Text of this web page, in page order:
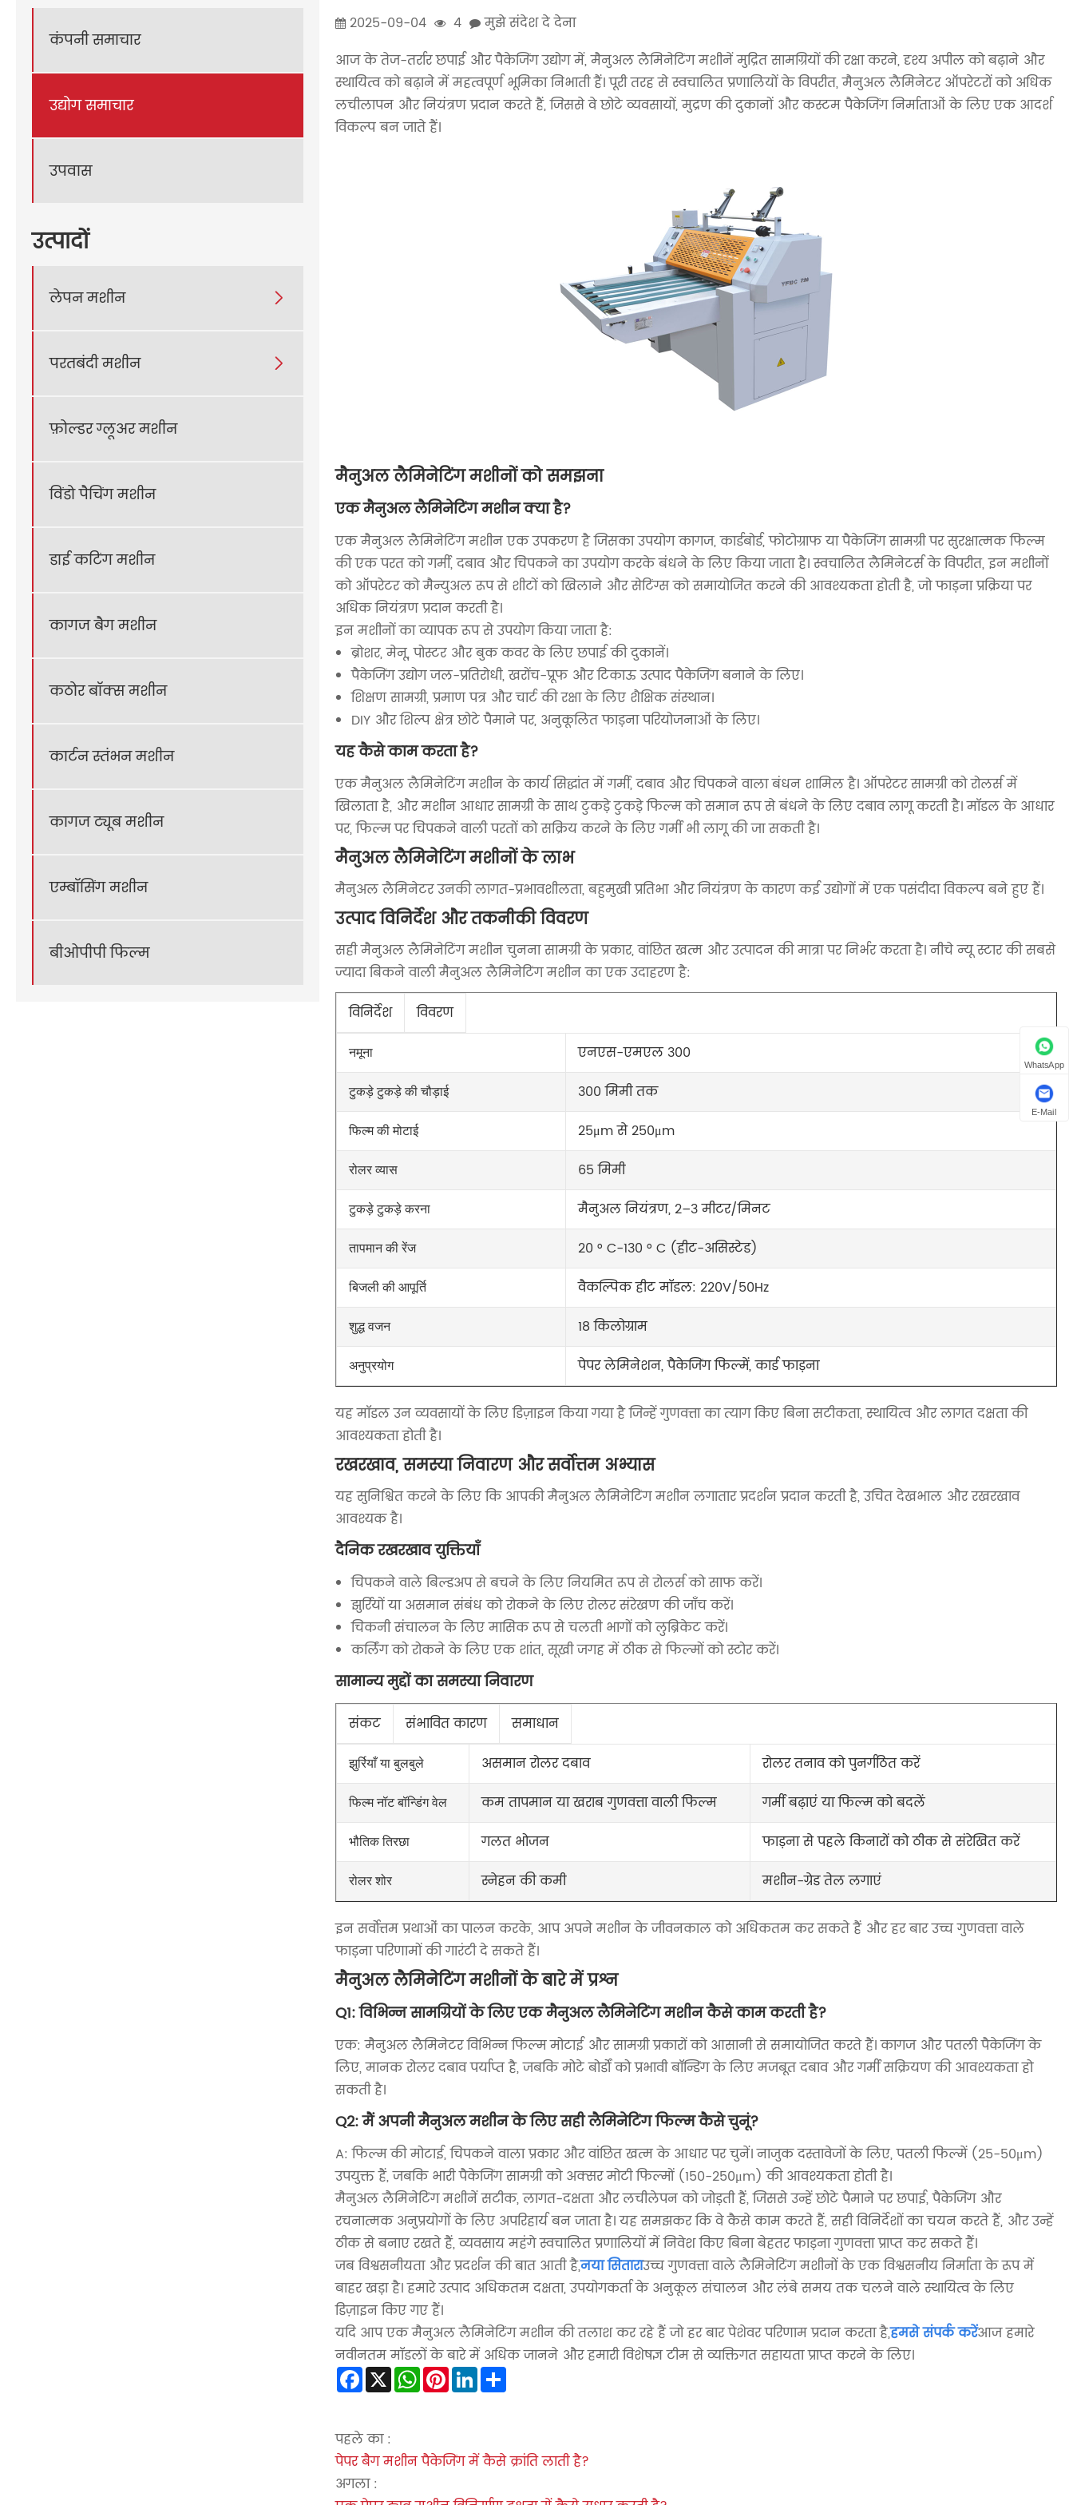
कंपनी समाचार
उद्योग समाचार
उपवास
उत्पादों
लेपन मशीन 
परतबंदी मशीन 
फ़ोल्डर ग्लूअर मशीन
विंडो पैचिंग मशीन
डाई कटिंग मशीन
कागज बैग मशीन
कठोर बॉक्स मशीन
कार्टन स्तंभन मशीन
कागज ट्यूब मशीन
एम्बॉसिंग मशीन
बीओपीपी फिल्म
2025-09-04 4
मुझे संदेश दे देना
आज के तेज-तर्रार छपाई और पैकेजिंग उद्योग में, मैनुअल लैमिनेटिंग मशीनें मुद्रित सामग्रियों की रक्षा करने, दृश्य अपील को बढ़ाने और
स्थायित्व को बढ़ाने में महत्वपूर्ण भूमिका निभाती हैं। पूरी तरह से स्वचालित प्रणालियों के विपरीत, मैनुअल लैमिनेटर ऑपरेटरों को अधिक
लचीलापन और नियंत्रण प्रदान करते हैं, जिससे वे छोटे व्यवसायों, मुद्रण की दुकानों और कस्टम पैकेजिंग निर्माताओं के लिए एक आदर्श
विकल्प बन जाते हैं।
मैनुअल लैमिनेटिंग मशीनों को समझना
एक मैनुअल लैमिनेटिंग मशीन क्या है?
एक मैनुअल लैमिनेटिंग मशीन एक उपकरण है जिसका उपयोग कागज, कार्डबोर्ड, फोटोग्राफ या पैकेजिंग सामग्री पर सुरक्षात्मक फिल्म
की एक परत को गर्मी, दबाव और चिपकने का उपयोग करके बंधने के लिए किया जाता है। स्वचालित लैमिनेटर्स के विपरीत, इन मशीनों
को ऑपरेटर को मैन्युअल रूप से शीटों को खिलाने और सेटिंग्स को समायोजित करने की आवश्यकता होती है, जो फाड़ना प्रक्रिया पर
अधिक नियंत्रण प्रदान करती है।
इन मशीनों का व्यापक रूप से उपयोग किया जाता है:
ब्रोशर, मेनू, पोस्टर और बुक कवर के लिए छपाई की दुकानें।
पैकेजिंग उद्योग जल-प्रतिरोधी, खरोंच-प्रूफ और टिकाऊ उत्पाद पैकेजिंग बनाने के लिए।
शिक्षण सामग्री, प्रमाण पत्र और चार्ट की रक्षा के लिए शैक्षिक संस्थान।
DIY और शिल्प क्षेत्र छोटे पैमाने पर, अनुकूलित फाड़ना परियोजनाओं के लिए।
यह कैसे काम करता है?
एक मैनुअल लैमिनेटिंग मशीन के कार्य सिद्धांत में गर्मी, दबाव और चिपकने वाला बंधन शामिल है। ऑपरेटर सामग्री को रोलर्स में
खिलाता है, और मशीन आधार सामग्री के साथ टुकड़े टुकड़े फिल्म को समान रूप से बंधने के लिए दबाव लागू करती है। मॉडल के आधार
पर, फिल्म पर चिपकने वाली परतों को सक्रिय करने के लिए गर्मी भी लागू की जा सकती है।
मैनुअल लैमिनेटिंग मशीनों के लाभ
मैनुअल लैमिनेटर उनकी लागत-प्रभावशीलता, बहुमुखी प्रतिभा और नियंत्रण के कारण कई उद्योगों में एक पसंदीदा विकल्प बने हुए हैं।
उत्पाद विनिर्देश और तकनीकी विवरण
सही मैनुअल लैमिनेटिंग मशीन चुनना सामग्री के प्रकार, वांछित खत्म और उत्पादन की मात्रा पर निर्भर करता है। नीचे न्यू स्टार की सबसे
ज्यादा बिकने वाली मैनुअल लैमिनेटिंग मशीन का एक उदाहरण है:
विनिर्देश
विवरण
नमूना एनएस-एमएल 300
टुकड़े टुकड़े की चौड़ाई 300 मिमी तक
फिल्म की मोटाई 25μm से 250μm
रोलर व्यास 65 मिमी
टुकड़े टुकड़े करना मैनुअल नियंत्रण, 2–3 मीटर/मिनट
तापमान की रेंज 20 ° C-130 ° C (हीट-असिस्टेड)
बिजली की आपूर्ति वैकल्पिक हीट मॉडल: 220V/50Hz
शुद्ध वजन 18 किलोग्राम
अनुप्रयोग पेपर लेमिनेशन, पैकेजिंग फिल्में, कार्ड फाड़ना
यह मॉडल उन व्यवसायों के लिए डिज़ाइन किया गया है जिन्हें गुणवत्ता का त्याग किए बिना सटीकता, स्थायित्व और लागत दक्षता की
आवश्यकता होती है।
रखरखाव, समस्या निवारण और सर्वोत्तम अभ्यास
यह सुनिश्चित करने के लिए कि आपकी मैनुअल लैमिनेटिंग मशीन लगातार प्रदर्शन प्रदान करती है, उचित देखभाल और रखरखाव
आवश्यक है।
दैनिक रखरखाव युक्तियाँ
चिपकने वाले बिल्डअप से बचने के लिए नियमित रूप से रोलर्स को साफ करें।
झुर्रियों या असमान संबंध को रोकने के लिए रोलर संरेखण की जाँच करें।
चिकनी संचालन के लिए मासिक रूप से चलती भागों को लुब्रिकेट करें।
कर्लिंग को रोकने के लिए एक शांत, सूखी जगह में ठीक से फिल्मों को स्टोर करें।
सामान्य मुद्दों का समस्या निवारण
संकट संभावित कारण समाधान
झुर्रियाँ या बुलबुले असमान रोलर दबाव रोलर तनाव को पुनर्गठित करें
फिल्म नॉट बॉन्डिंग वेल कम तापमान या खराब गुणवत्ता वाली फिल्म गर्मी बढ़ाएं या फिल्म को बदलें
भौतिक तिरछा गलत भोजन फाड़ना से पहले किनारों को ठीक से संरेखित करें
रोलर शोर स्नेहन की कमी मशीन-ग्रेड तेल लगाएं
इन सर्वोत्तम प्रथाओं का पालन करके, आप अपने मशीन के जीवनकाल को अधिकतम कर सकते हैं और हर बार उच्च गुणवत्ता वाले
फाड़ना परिणामों की गारंटी दे सकते हैं।
मैनुअल लैमिनेटिंग मशीनों के बारे में प्रश्न
Q1: विभिन्न सामग्रियों के लिए एक मैनुअल लैमिनेटिंग मशीन कैसे काम करती है?
एक: मैनुअल लैमिनेटर विभिन्न फिल्म मोटाई और सामग्री प्रकारों को आसानी से समायोजित करते हैं। कागज और पतली पैकेजिंग के
लिए, मानक रोलर दबाव पर्याप्त है, जबकि मोटे बोर्डों को प्रभावी बॉन्डिंग के लिए मजबूत दबाव और गर्मी सक्रियण की आवश्यकता हो
सकती है।
Q2: मैं अपनी मैनुअल मशीन के लिए सही लैमिनेटिंग फिल्म कैसे चुनूं?
A: फिल्म की मोटाई, चिपकने वाला प्रकार और वांछित खत्म के आधार पर चुनें। नाजुक दस्तावेजों के लिए, पतली फिल्में (25-50μm)
उपयुक्त हैं, जबकि भारी पैकेजिंग सामग्री को अक्सर मोटी फिल्मों (150-250μm) की आवश्यकता होती है।
मैनुअल लैमिनेटिंग मशीनें सटीक, लागत-दक्षता और लचीलेपन को जोड़ती हैं, जिससे उन्हें छोटे पैमाने पर छपाई, पैकेजिंग और
रचनात्मक अनुप्रयोगों के लिए अपरिहार्य बन जाता है। यह समझकर कि वे कैसे काम करते हैं, सही विनिर्देशों का चयन करते हैं, और उन्हें
ठीक से बनाए रखते हैं, व्यवसाय महंगे स्वचालित प्रणालियों में निवेश किए बिना बेहतर फाड़ना गुणवत्ता प्राप्त कर सकते हैं।
जब विश्वसनीयता और प्रदर्शन की बात आती है,नया सिताराउच्च गुणवत्ता वाले लैमिनेटिंग मशीनों के एक विश्वसनीय निर्माता के रूप में
बाहर खड़ा है। हमारे उत्पाद अधिकतम दक्षता, उपयोगकर्ता के अनुकूल संचालन और लंबे समय तक चलने वाले स्थायित्व के लिए
डिज़ाइन किए गए हैं।
यदि आप एक मैनुअल लैमिनेटिंग मशीन की तलाश कर रहे हैं जो हर बार पेशेवर परिणाम प्रदान करता है,हमसे संपर्क करेंआज हमारे
नवीनतम मॉडलों के बारे में अधिक जानने और हमारी विशेषज्ञ टीम से व्यक्तिगत सहायता प्राप्त करने के लिए।
Facebook
X WhatsApp
PinterestLinkedIn
पहले का :
पेपर बैग मशीन पैकेजिंग में कैसे क्रांति लाती है?
अगला :
WhatsApp
E-Mail